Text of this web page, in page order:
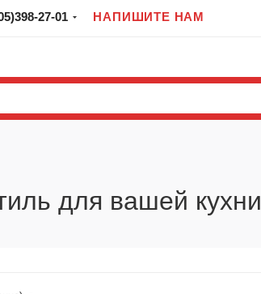
27-01 НАПИШИТЕ НАМ
для вашей кухни